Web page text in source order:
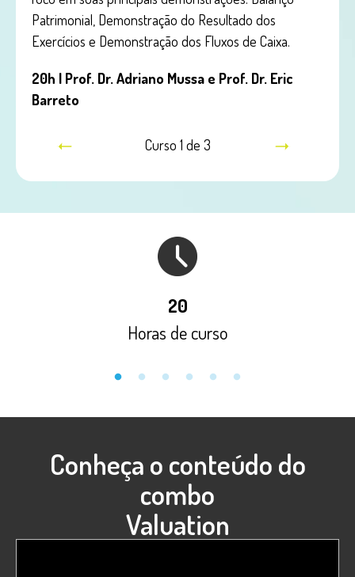
Patrimonial, Demonstração do Resultado dos
Exercícios e Demonstração dos Fluxos de Caixa.
20h | Prof. Dr. Adriano Mussa e Prof. Dr. Eric
Barreto
Curso 1 de 3
20
Horas de curso
Conheça o conteúdo do
combo
Valuation